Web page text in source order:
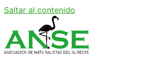
Saltar al contenido